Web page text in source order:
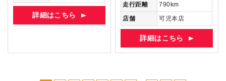
詳細はこちら
走行距離
790km
店舗
可児本店
詳細はこちら